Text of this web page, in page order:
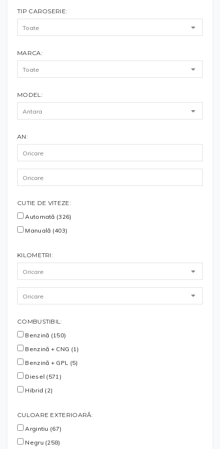
TIP CAROSERIE:
MARCA:
MODEL:
AN:
CUTIE DE VITEZE:
Automată (326)
Manuală (403)
KILOMETRI:
COMBUSTIBIL:
Benzină (150)
Benzină + CNG (1)
Benzină + GPL (5)
Diesel (571)
Hibrid (2)
CULOARE EXTERIOARĂ:
Argintiu (67)
Negru (258)